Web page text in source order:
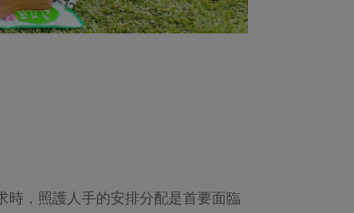
時，照護人手的安排分配是首要面臨